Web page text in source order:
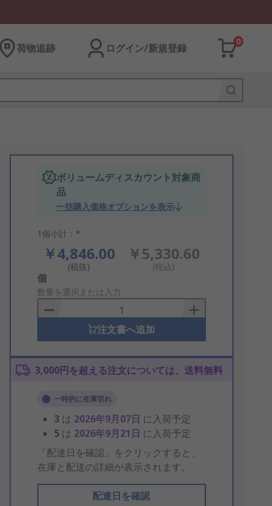
荷物追跡 ログイン/新規登録
0
ボリュームディスカウント対象商
品
一括購入価格オプションを表示
1個小計：*
￥4,846.00
(税抜)
￥5,330.60
(税込)
Add
to
Basket
個
数量を選択または入力
注文書へ追加
3,000円を超える注文については、送料無料
一時的に在庫切れ
3 は 2026年9月07日 に入荷予定
5 は 2026年9月21日 に入荷予定
「配達日を確認」をクリックすると、
在庫と配送の詳細が表示されます。
配達日を確認